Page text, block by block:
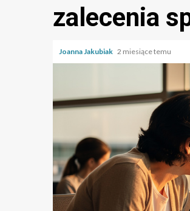
zalecenia
Joanna Jakubiak 2 miesiące temu